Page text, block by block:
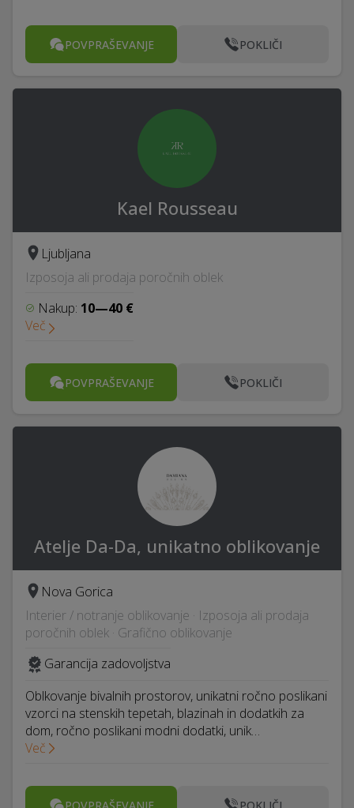
POVPRAŠEVANJE POKLIČI
Kael Rousseau
Ljubljana
Izposoja ali prodaja poročnih oblek
Nakup: 10—40 €
Več
POVPRAŠEVANJE POKLIČI
Atelje Da-Da, unikatno oblikovanje
Nova Gorica
Interier / notranje oblikovanje · Izposoja ali prodaja
poročnih oblek · Grafično oblikovanje
Garancija zadovoljstva
Oblkovanje bivalnih prostorov, unikatni ročno poslikani
vzorci na stenskih tepetah, blazinah in dodatkih za
dom, ročno poslikani modni dodatki, unik…
Več